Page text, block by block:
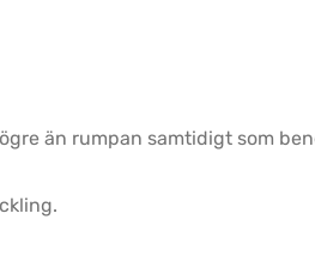
än rumpan samtidigt som